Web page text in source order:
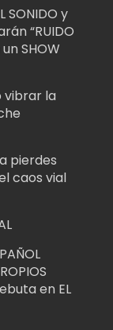
SONIDO y
“RUIDO
SHOW
vibrar la
pierdes
caos vial
en EL